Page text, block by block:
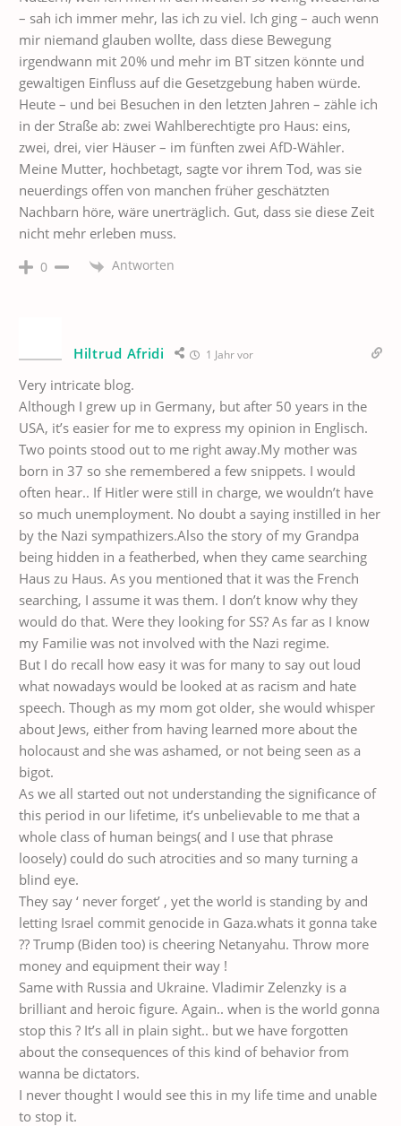
– sah ich immer mehr, las ich zu viel. Ich ging – auch wenn
mir niemand glauben wollte, dass diese Bewegung
irgendwann mit 20% und mehr im BT sitzen könnte und
gewaltigen Einfluss auf die Gesetzgebung haben würde.
Heute – und bei Besuchen in den letzten Jahren – zähle ich
in der Straße ab: zwei Wahlberechtigte pro Haus: eins,
zwei, drei, vier Häuser – im fünften zwei AfD-Wähler.
Meine Mutter, hochbetagt, sagte vor ihrem Tod, was sie
neuerdings offen von manchen früher geschätzten
Nachbarn höre, wäre unerträglich. Gut, dass sie diese Zeit
nicht mehr erleben muss.
0 Antworten
Hiltrud Afridi 1 Jahr vor
Very intricate blog.
Although I grew up in Germany, but after 50 years in the
USA, it’s easier for me to express my opinion in Englisch.
Two points stood out to me right away.My mother was
born in 37 so she remembered a few snippets. I would
often hear.. If Hitler were still in charge, we wouldn’t have
so much unemployment. No doubt a saying instilled in her
by the Nazi sympathizers.Also the story of my Grandpa
being hidden in a featherbed, when they came searching
Haus zu Haus. As you mentioned that it was the French
searching, I assume it was them. I don’t know why they
would do that. Were they looking for SS? As far as I know
my Familie was not involved with the Nazi regime.
But I do recall how easy it was for many to say out loud
what nowadays would be looked at as racism and hate
speech. Though as my mom got older, she would whisper
about Jews, either from having learned more about the
holocaust and she was ashamed, or not being seen as a
bigot.
As we all started out not understanding the significance of
this period in our lifetime, it’s unbelievable to me that a
whole class of human beings( and I use that phrase
loosely) could do such atrocities and so many turning a
blind eye.
They say ‘ never forget’ , yet the world is standing by and
letting Israel commit genocide in Gaza.whats it gonna take
?? Trump (Biden too) is cheering Netanyahu. Throw more
money and equipment their way !
Same with Russia and Ukraine. Vladimir Zelenzky is a
brilliant and heroic figure. Again.. when is the world gonna
stop this ? It’s all in plain sight.. but we have forgotten
about the consequences of this kind of behavior from
wanna be dictators.
I never thought I would see this in my life time and unable
to stop it.